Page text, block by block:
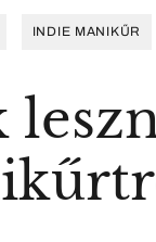
INDIE MANIKŰR